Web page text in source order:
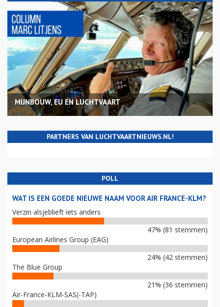
MIJNBOUW, EU EN LUCHTVAART
PARTNERS VAN LUCHTVAARTNIEUWS.NL!
POLL
WAT IS EEN GOEDE NIEUWE NAAM VOOR AIR FRANCE-KLM?
Verzin alsjeblieft iets anders
47% (81 stemmen)
European Airlines Group (EAG)
24% (42 stemmen)
The Blue Group
21% (36 stemmen)
Air-France-KLM-SAS(-TAP)